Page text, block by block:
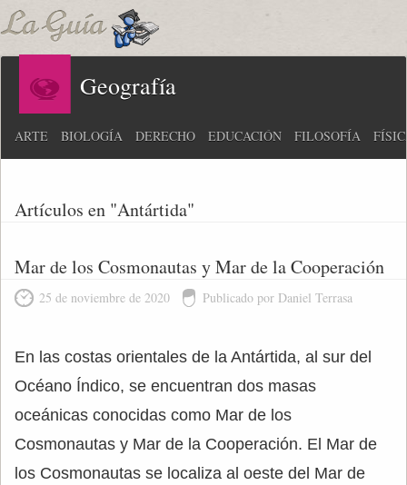
Geografía
ARTE BIOLOGÍA DERECHO EDUCACIÓN FILOSOFÍA
Artículos en "Antártida"
Mar de los Cosmonautas y Mar de la Cooperación
25 de noviembre de 2020 Publicado por Daniel Terrasa
En las costas orientales de la Antártida, al sur del
Océano Índico, se encuentran dos masas
oceánicas conocidas como Mar de los
Cosmonautas y Mar de la Cooperación. El Mar de
los Cosmonautas se localiza al oeste del Mar de